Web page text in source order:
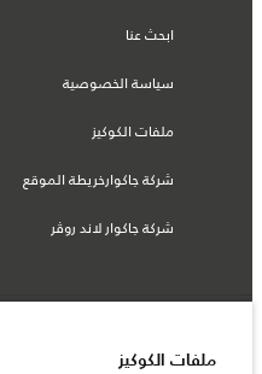
ابحث عنا
سياسة الخصوصية
ملفات الكوكيز
شركة جاكوارخريطة الموقع
شركة جاكوار لاند روڤر
ملفات الكوكيز